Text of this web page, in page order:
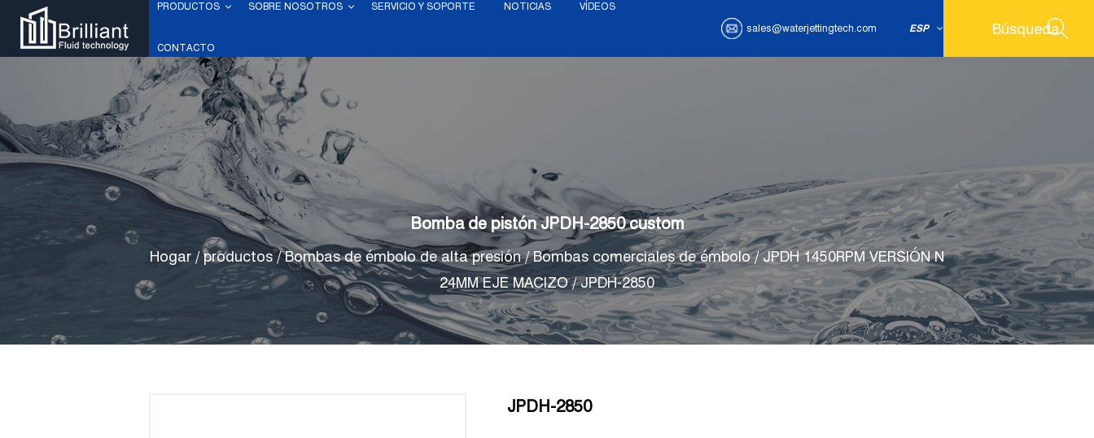
PRODUCTOS SOBRE NOSOTROS SERVICIO Y SOPORTE NOTICIAS VÍDEOS
CONTACTO
sales@waterjettingtech.com ESP
Bomba de pistón JPDH-2850 custom
Hogar /productos/Bombas de émbolo de alta presión/Bombas comerciales de émbolo/JPDH 1450RPM VERSIÓN N
24MM EJE MACIZO/JPDH-2850
JPDH-2850